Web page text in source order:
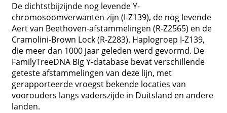
De dichtstbijzijnde nog levende Y-
chromosoomverwanten zijn (I-Z139), de nog levende
Aert van Beethoven-afstammelingen (R-Z2565) en de
Cramolini-Brown Lock (R-Z283). Haplogroep I-Z139,
die meer dan 1000 jaar geleden werd gevormd. De
FamilyTreeDNA Big Y-database bevat verschillende
geteste afstammelingen van deze lijn, met
gerapporteerde vroegst bekende locaties van
voorouders langs vaderszijde in Duitsland en andere
landen.